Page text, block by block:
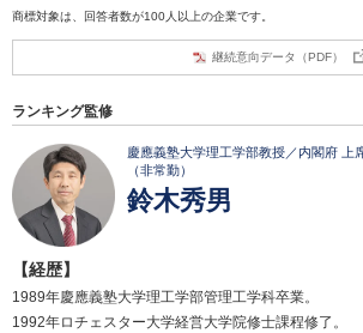
商標対象は、回答者数が100人以上の企業です。
継続意向データ（PDF）
ランキング監修
慶應義塾大学理工学部教授／内閣府 上
（非常勤）
鈴木秀男
【経歴】
1989年慶應義塾大学理工学部管理工学科卒業。
1992年ロチェスター大学経営大学院修士課程修了。